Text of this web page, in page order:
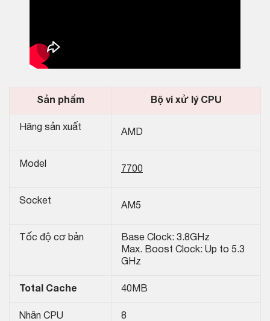
Sản phẩm Bộ vi xử lý CPU
Hãng sản xuất
AMD
Model
7700
Socket
AM5
Tốc độ cơ bản
Base Clock: 3.8GHz
Max. Boost Clock: Up to 5.3
GHz
Total Cache 40MB
Nhân CPU 8